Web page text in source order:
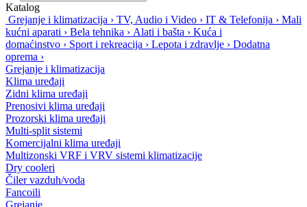
Katalog
Grejanje i klimatizacija › TV, Audio i Video › IT & Telefonija › Mali
kućni aparati › Bela tehnika › Alati i bašta › Kuća i
domaćinstvo › Sport i rekreacija › Lepota i zdravlje › Dodatna
oprema ›
Grejanje i klimatizacija
Klima uređaji
Zidni klima uređaji
Prenosivi klima uređaji
Prozorski klima uređaji
Multi-split sistemi
Komercijalni klima uređaji
Multizonski VRF i VRV sistemi klimatizacije
Dry cooleri
Čiler vazduh/voda
Fancoili
Grejanje